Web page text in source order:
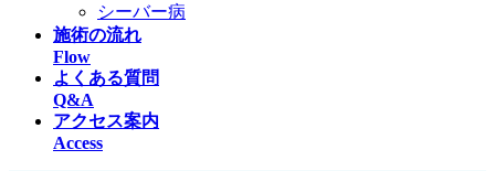
シーバー病
施術の流れ
Flow
よくある質問
Q&A
アクセス案内
Access